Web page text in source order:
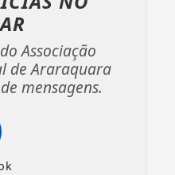
Associação
de Araraquara
mensagens.